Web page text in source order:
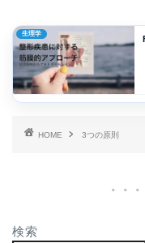
生理学
HOME 3つの原則
検索